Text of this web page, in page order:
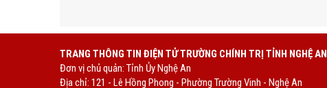
TRANG THÔNG TIN ĐIỆN TỬ TRƯỜNG CHÍNH TRỊ TỈNH NGHỆ AN
Đơn vị chủ quản: Tỉnh Ủy Nghệ An
Địa chỉ: 121 - Lê Hồng Phong - Phường Trường Vinh - Nghệ An